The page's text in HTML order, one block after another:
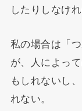
したりしなけ
私の場合は「
が、人によっ
もしれないし
れない。